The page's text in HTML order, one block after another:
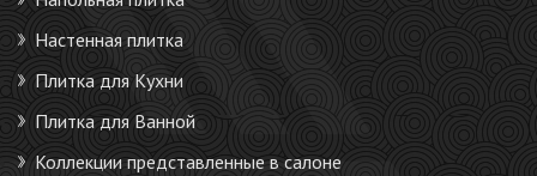
Настенная плитка
Плитка для Кухни
Плитка для Ванной
Коллекции представленные в салоне